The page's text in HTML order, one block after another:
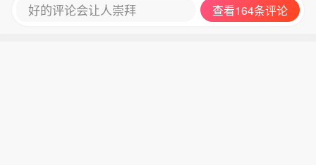
好的评论会让人崇拜 查看164条评论